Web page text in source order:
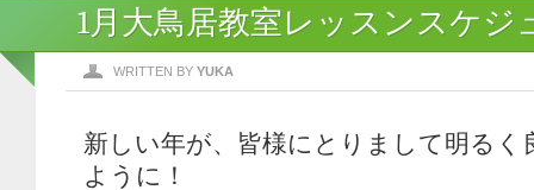
1月大鳥居教室レッスンスケジ
WRITTEN BY YUKA
新しい年が、皆様にとりまして明るく
ように！